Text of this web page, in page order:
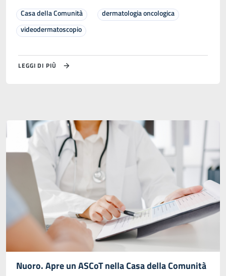
Casa della Comunità
dermatologia oncologica
videodermatoscopio
LEGGI DI PIÙ
Nuoro. Apre un ASCoT nella Casa della Comunità